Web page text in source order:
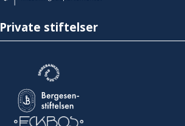
Private stiftelser